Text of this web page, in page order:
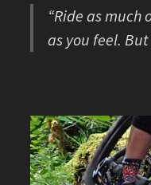
“Ride as much
as you feel.